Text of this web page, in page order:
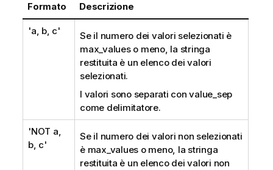
Formato Descrizione
'a, b, c'
Se il numero dei valori selezionati è
max_valueso meno, la stringa
restituita è un elenco dei valori
selezionati.
I valori sono separati convalue_sep
come delimitatore.
'NOT a,
b, c'
Se il numero dei valori non selezionati
è max_values o meno, la stringa
restituita è un elenco dei valori non